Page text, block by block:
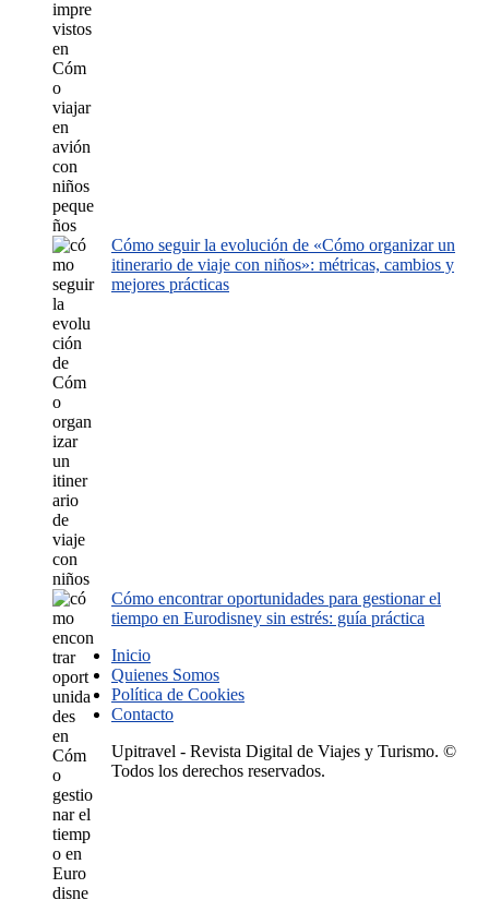
Cómo seguir la evolución de «Cómo organizar un
itinerario de viaje con niños»: métricas, cambios y
mejores prácticas
Cómo encontrar oportunidades para gestionar el
tiempo en Eurodisney sin estrés: guía práctica
Inicio
Quienes Somos
Política de Cookies
Contacto
Upitravel - Revista Digital de Viajes y Turismo. ©
Todos los derechos reservados.